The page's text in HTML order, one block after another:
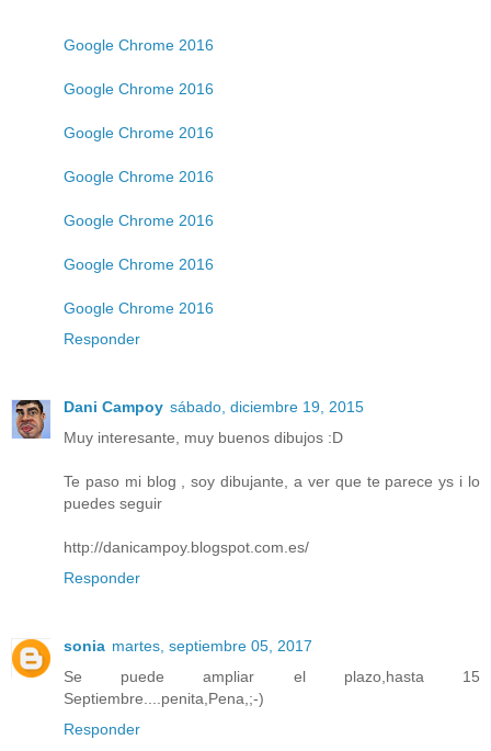
Google Chrome 2016
Google Chrome 2016
Google Chrome 2016
Google Chrome 2016
Google Chrome 2016
Google Chrome 2016
Google Chrome 2016
Responder
Dani Campoy sábado, diciembre 19, 2015
Muy interesante, muy buenos dibujos :D
Te paso mi blog , soy dibujante, a ver que te parece ys i lo
puedes seguir
http://danicampoy.blogspot.com.es/
Responder
sonia martes, septiembre 05, 2017
Se puede ampliar el plazo,hasta 15
Septiembre....penita,Pena,;-)
Responder